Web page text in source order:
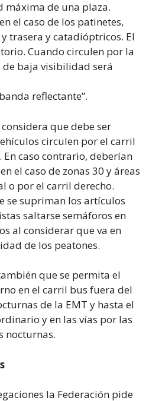
máxima de una plaza.
el caso de los patinetes,
trasera y catadióptricos. El
Cuando circulen por la
de baja visibilidad será
reflectante”.
que debe ser
circulen por el carril
caso contrario, deberían
el caso de zonas 30 y áreas
o por el carril derecho.
se supriman los artículos
saltarse semáforos en
al considerar que va en
de los peatones.
que se permita el
en el carril bus fuera del
de la EMT y hasta el
y en las vías por las
nocturnas.
la Federación pide